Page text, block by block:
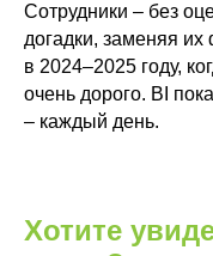
Сотрудники – без
догадки, заменяя
в 2024–2025 году,
очень дорого. BI
– каждый день.
Хотите
Блог
Power
IT-
365